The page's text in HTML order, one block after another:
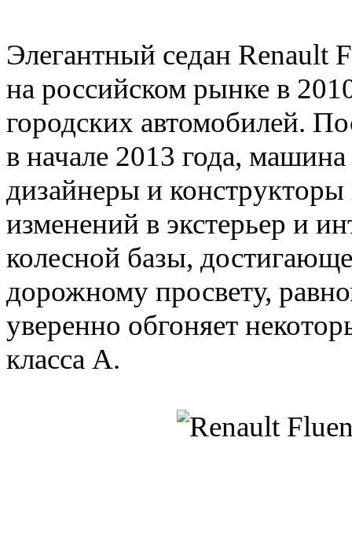
Элегантный седан Renault
на российском рынке в
городских автомобилей.
в начале 2013 года, машина
дизайнеры и
изменений в экстерьер и
колесной базы,
дорожному просвету,
уверенно обгоняет
класса А.